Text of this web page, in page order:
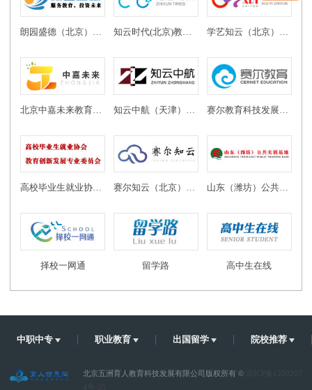
朗园盛德（北京）教育投资有限公司 知云时代(北京)教育科技有限公司 学艺知云（北京）教育科技有限公司
高校毕业生就业协会教育创新发展专业委员会 赛尔知云（北京）教育科技有限公司 山东（潍坊）公共实训基地
择校一网通 留学路 高中生在线
中职中专 职业教育 出国留学 院校推荐
北京五洲育人教育科技发展有限公司版权所有 ©
京ICP备1200207
4号-25